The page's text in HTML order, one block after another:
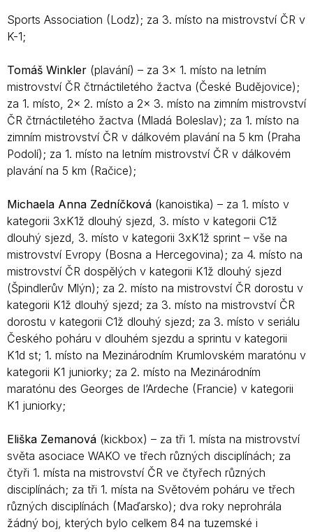
Sports Association (Lodz); za 3. místo na mistrovství ČR v
K-1;
Tomáš Winkler (plavání) – za 3x 1. místo na letním
mistrovství ČR čtrnáctiletého žactva (České Budějovice);
za 1. místo, 2x 2. místo a 2x 3. místo na zimním mistrovství
ČR čtrnáctiletého žactva (Mladá Boleslav); za 1. místo na
zimním mistrovství ČR v dálkovém plavání na 5 km (Praha
Podolí); za 1. místo na letním mistrovství ČR v dálkovém
plavání na 5 km (Račice);
Michaela Anna Zedníčková (kanoistika) – za 1. místo v
kategorii 3xK1ž dlouhý sjezd, 3. místo v kategorii C1ž
dlouhý sjezd, 3. místo v kategorii 3xK1ž sprint – vše na
mistrovství Evropy (Bosna a Hercegovina); za 4. místo na
mistrovství ČR dospělých v kategorii K1ž dlouhý sjezd
(Špindlerův Mlýn); za 2. místo na mistrovství ČR dorostu v
kategorii K1ž dlouhý sjezd; za 3. místo na mistrovství ČR
dorostu v kategorii C1ž dlouhý sjezd; za 3. místo v seriálu
Českého poháru v dlouhém sjezdu a sprintu v kategorii
K1d st; 1. místo na Mezinárodním Krumlovském maratónu v
kategorii K1 juniorky; za 2. místo na Mezinárodním
maratónu des Georges de l’Ardeche (Francie) v kategorii
K1 juniorky;
Eliška Zemanová (kickbox) – za tři 1. místa na mistrovství
světa asociace WAKO ve třech různých disciplínách; za
čtyři 1. místa na mistrovství ČR ve čtyřech různých
disciplínách; za tři 1. místa na Světovém poháru ve třech
různých disciplínách (Maďarsko); dva roky neprohrála
žádný boj, kterých bylo celkem 84 na tuzemské i